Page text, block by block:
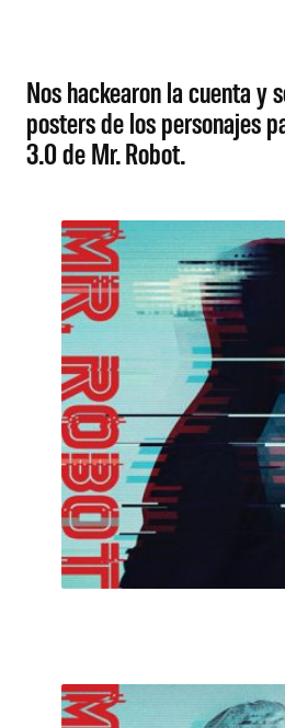
Nos hackearon la cuenta y
posters de los personajes
3.0 de Mr. Robot.